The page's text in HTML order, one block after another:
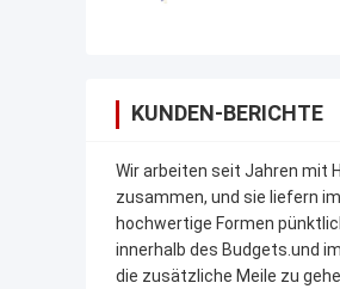
KUNDEN-BERICHTE
Wir arbeiten seit Jahren mit
zusammen, und sie liefern
hochwertige Formen
innerhalb des Budgets.und
die zusätzliche Meile zu